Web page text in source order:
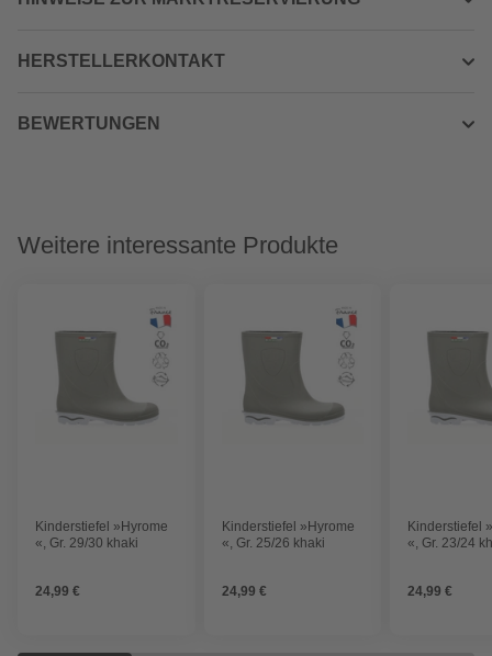
HERSTELLERKONTAKT
BEWERTUNGEN
Weitere interessante Produkte
Kinderstiefel »Hyrome
«, Gr. 29/30 khaki
24,99 €
Kinderstiefel »Hyrome
«, Gr. 25/26 khaki
24,99 €
Kinderstiefel
«, Gr. 23/24
24,99 €